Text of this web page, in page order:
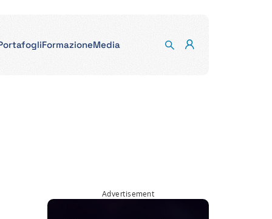
FormazioneMedia
Advertisement